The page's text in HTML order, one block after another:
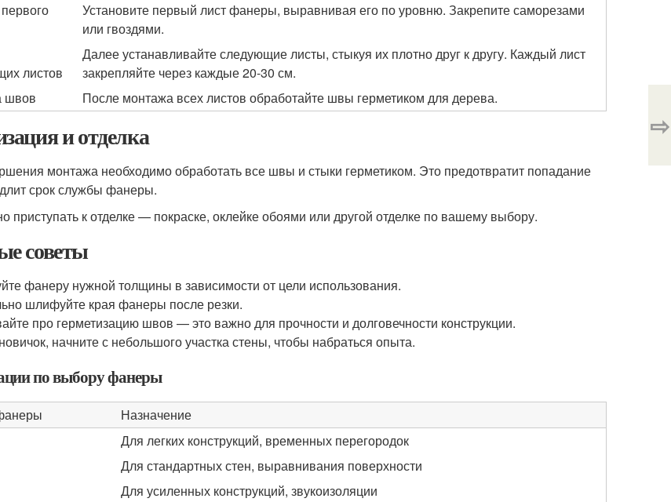
Установите первый лист фанеры, выравнивая его по уровню. Закрепите саморезами
или гвоздями.
листов
Далее устанавливайте следующие листы, стыкуя их плотно друг к другу. Каждый лист
закрепляйте через каждые 20-30 см.
швов
После монтажа всех листов обработайте швы герметиком для дерева.
и отделка
монтажа необходимо обработать все швы и стыки герметиком. Это предотвратит попадание
срок службы фанеры.
приступать к отделке — покраске, оклейке обоями или другой отделке по вашему выбору.
советы
фанеру нужной толщины в зависимости от цели использования.
шлифуйте края фанеры после резки.
про герметизацию швов — это важно для прочности и долговечности конструкции.
начните с небольшого участка стены, чтобы набраться опыта.
по выбору фанеры
Назначение
Для легких конструкций, временных перегородок
Для стандартных стен, выравнивания поверхности
Для усиленных конструкций, звукоизоляции
⇨